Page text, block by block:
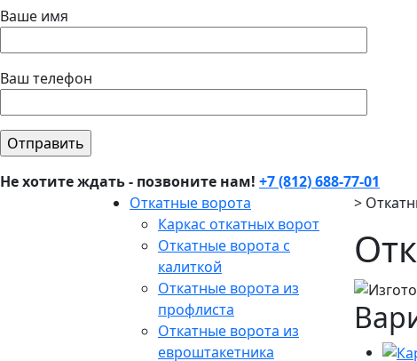
Ваше имя
Ваш телефон
Не хотите ждать - позвоните нам! +7 (812) 688-77-01
Откатные ворота
Каркас откатных ворот
Откатные ворота с
калиткой
Откатные ворота из
профлиста
Откатные ворота из
евроштакетника
>